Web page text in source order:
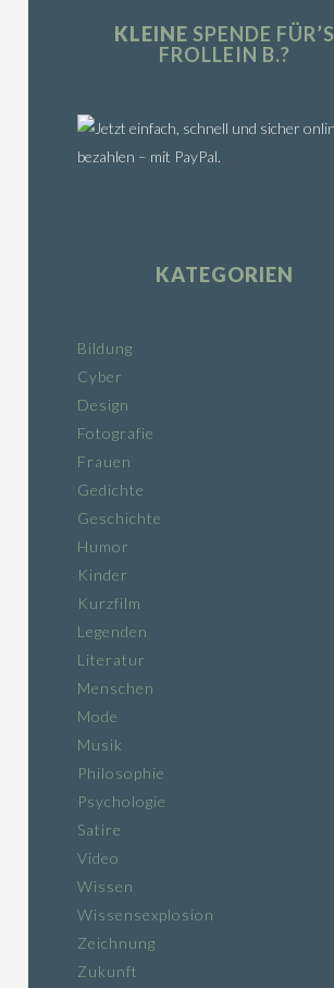
KLEINE SPENDE FÜR’S
FROLLEIN B.?
KATEGORIEN
Bildung
Cyber
Design
Fotografie
Frauen
Gedichte
Geschichte
Humor
Kinder
Kurzfilm
Legenden
Literatur
Menschen
Mode
Musik
Philosophie
Psychologie
Satire
Video
Wissen
Wissensexplosion
Zeichnung
Zukunft